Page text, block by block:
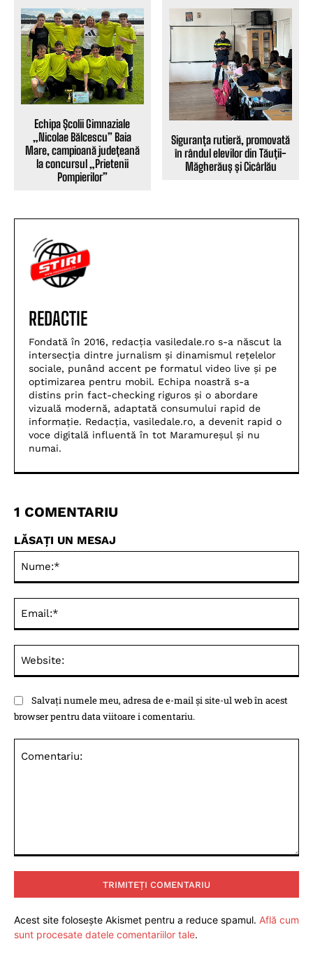
Echipa Școlii Gimnaziale
„Nicolae Bălcescu” Baia
Mare, campioană județeană
la concursul „Prietenii
Pompierilor”
Siguranța rutieră, promovată
în rândul elevilor din Tăuții-
Măgherăuș și Cicârlău
REDACTIE
Fondată în 2016, redacția vasiledale.ro s-a născut la
intersecția dintre jurnalism și dinamismul rețelelor
sociale, punând accent pe formatul video live și pe
optimizarea pentru mobil. Echipa noastră s-a
distins prin fact-checking riguros și o abordare
vizuală modernă, adaptată consumului rapid de
informație. Redacția, vasiledale.ro, a devenit rapid o
voce digitală influentă în tot Maramureșul și nu
numai.
1 COMENTARIU
LĂSAȚI UN MESAJ
Salvați numele meu, adresa de e-mail și site-ul web în acest
browser pentru data viitoare i comentariu.
Acest site folosește Akismet pentru a reduce spamul. Află cum
sunt procesate datele comentariilor tale.